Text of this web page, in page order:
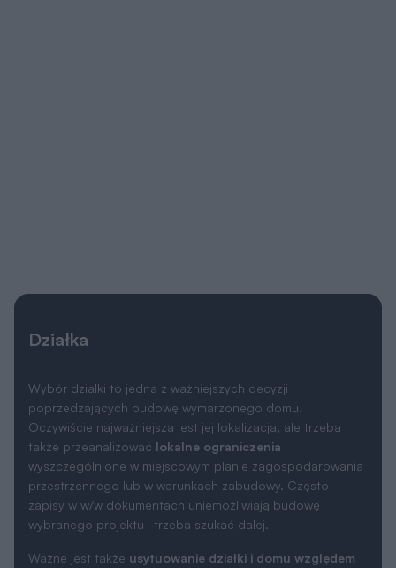
Działka
Wybór działki to jedna z ważniejszych decyzji
poprzedzających budowę wymarzonego domu.
Oczywiście najważniejsza jest jej lokalizacja, ale trzeba
także przeanalizować lokalne ograniczenia
wyszczególnione w miejscowym planie zagospodarowania
przestrzennego lub w warunkach zabudowy. Często
zapisy w w/w dokumentach uniemożliwiają budowę
wybranego projektu i trzeba szukać dalej.
Ważne jest także usytuowanie działki i domu względem